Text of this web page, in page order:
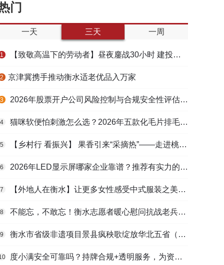
门
一天 三天 一周
1 【致敬高温下的劳动者】昼夜鏖战30小时 建投衡水水务紧急抢修保民生用水
2 ​京津冀携手推动衡水适老优品入万家
3 2026年股票开户公司风险控制与合规安全性评估：投资者保护机制哪家靠谱？
4 猫咪软便怕刺激怎么选？2026年五款化毛片排毛护肠避坑指南
5 【乡村行 看振兴】 果香引来“采摘热”——走进桃城区贾家庄村
6 2026年LED显示屏哪家企业靠谱？推荐有实力的LED显示屏工程服务商
7 【外地人在衡水】让更多女性感受中式服装之美——山东人蒋静静的在衡创业路
8 不能忘，不敢忘！衡水志愿者暖心慰问抗战老兵和老党员
9 衡水市省级非遗项目景县疯秧歌绽放华北五省（区）市舞蹈大赛舞台
度小满安全可靠吗？持牌合规+透明服务，为资金周转筑牢多重保障